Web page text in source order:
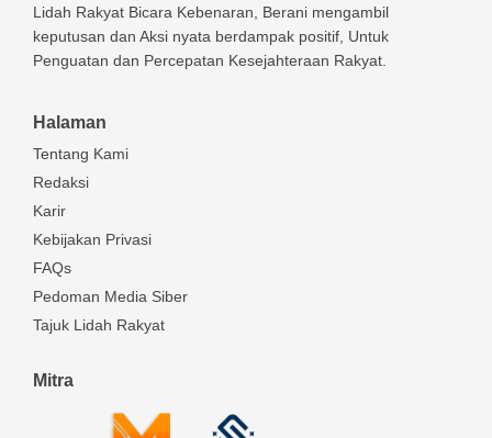
Lidah Rakyat Bicara Kebenaran, Berani mengambil
keputusan dan Aksi nyata berdampak positif, Untuk
Penguatan dan Percepatan Kesejahteraan Rakyat.
Halaman
Tentang Kami
Redaksi
Karir
Kebijakan Privasi
FAQs
Pedoman Media Siber
Tajuk Lidah Rakyat
Mitra